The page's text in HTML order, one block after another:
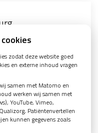
tandarts.
persoonlijk en
Bij de recente afspraak
meteen goed
tandarts en preventie
mondhygiëniste.
goed uitgelegd wat er
werd gebeld om
ik heel tevreden.
geholpen door de
net even een stapje
van specialisten die
naar toe ga!
zodat deze website goed
en externe inhoud vragen
samen met Matomo en
werken wij samen met
YouTube, Vimeo,
Patiëntenvertellen
kunnen gegevens zoals